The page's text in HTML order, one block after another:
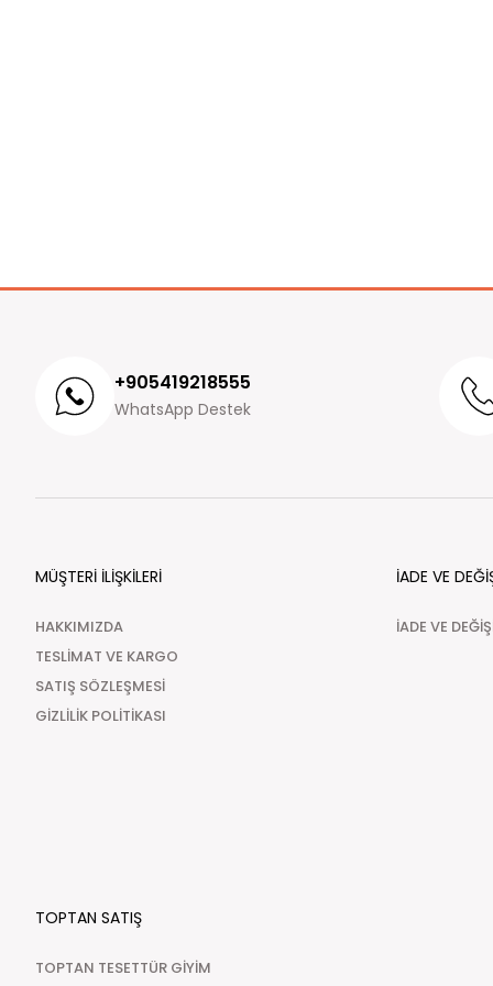
+905419218555
WhatsApp Destek
MÜŞTERİ İLİŞKİLERİ
HAKKIMIZDA
TESLİMAT VE KARGO
SATIŞ SÖZLEŞMESİ
GİZLİLİK POLİTİKASI
İADE VE
İADE VE
TOPTAN SATIŞ
TOPTAN TESETTÜR GİYİM